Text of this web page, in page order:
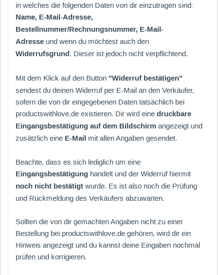
in welches die folgenden Daten von dir einzutragen sind:
Name, E-Mail-Adresse,
Bestellnummer/Rechnungsnummer, E-Mail-
Adresse und wenn du möchtest auch den
Widerrufsgrund. Dieser ist jedoch nicht verpflichtend.
Mit dem Klick auf den Button "Widerruf bestätigen"
sendest du deinen Widerruf per E-Mail an den Verkäufer,
sofern die von dir eingegebenen Daten tatsächlich bei
productswithlove.de existieren. Dir wird eine druckbare
Eingangsbestätigung auf dem Bildschirm angezeigt und
zusätzlich eine E-Mail mit allen Angaben gesendet.
Beachte, dass es sich lediglich um eine
Eingangsbestätigung handelt und der Widerruf hiermit
noch nicht bestätigt wurde. Es ist also noch die Prüfung
und Rückmeldung des Verkäufers abzuwarten.
Sollten die von dir gemachten Angaben nicht zu einer
Bestellung bei productswithlove.de gehören, wird dir ein
Hinweis angezeigt und du kannst deine Eingaben nochmal
prüfen und korrigieren.